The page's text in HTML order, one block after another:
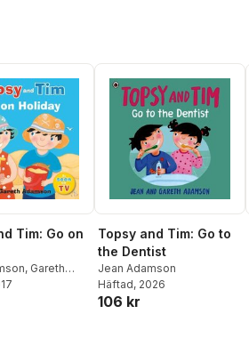
Tim: Go on
, Gareth
Topsy and Tim: Go to
the Dentist
Jean Adamson
Häftad, 2026
106 kr